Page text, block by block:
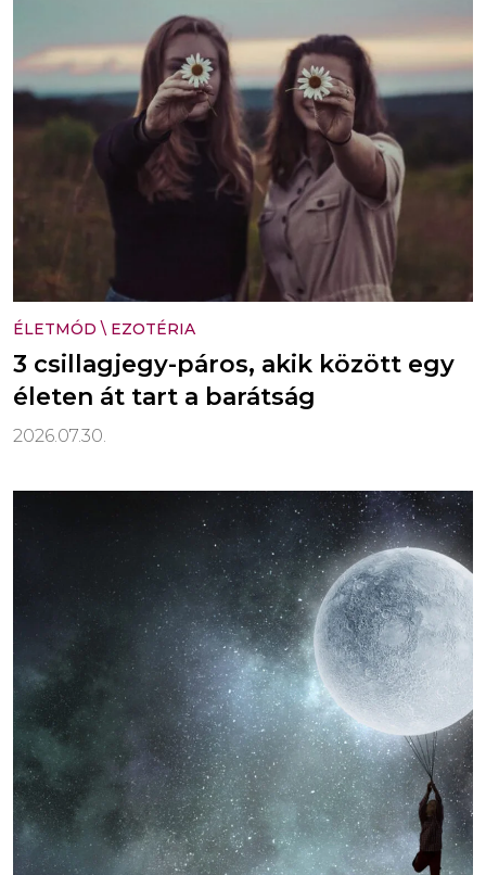
ÉLETMÓD \ EZOTÉRIA
3 csillagjegy-páros, akik között egy
életen át tart a barátság
2026.07.30.